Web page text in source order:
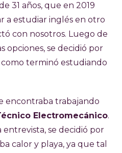
31 años, que en 2019
a estudiar inglés en otro
con nosotros. Luego de
opciones, se decidió por
como terminó estudiando
encontraba trabajando
Electromecánico.
se decidió por
calor y playa, ya que tal